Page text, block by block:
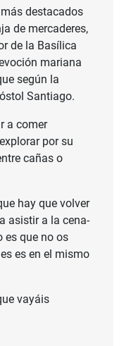
destacados
de mercaderes,
de la Basílica
mariana
según la
Santiago.
a comer
por su
cañas o
hay que volver
asistir a la cena-
es que no os
es en el mismo
vayáis